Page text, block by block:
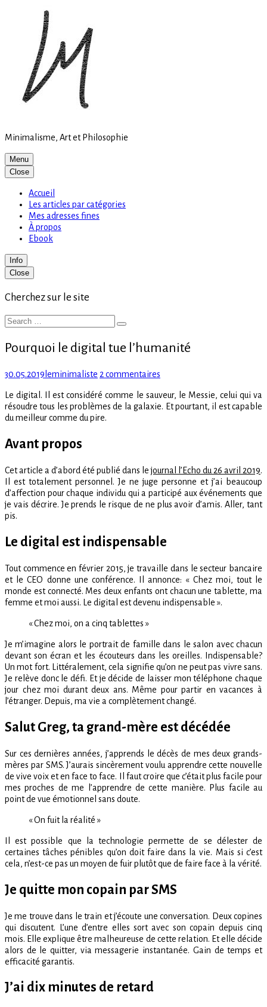
Minimalisme, Art et Philosophie
Menu
Close
Accueil
Les articles par catégories
Mes adresses fines
À propos
Ebook
Info
Primary
Sidebar
Close
Cherchez sur le site
Search
Search
Pourquoi le digital tue l’humanité
Posted
30.05.2019 Author
leminimaliste 2 commentaires
le
digital
Le digital. Il est considéré comme le sauveur, le Messie, celui qui va
résoudre tous les problèmes de la galaxie. Et pourtant, il est capable
du meilleur comme du pire.
Avant propos
Cet article a d’abord été publié dans lejournal l’Echo du 26 avril 2019.
Il est totalement personnel. Je ne juge personne et j’ai beaucoup
d’affection pour chaque individu qui a participé aux événements que
je vais décrire. Je prends le risque de ne plus avoir d’amis. Aller, tant
pis.
Le digital est indispensable
Tout commence en février 2015, je travaille dans le secteur bancaire
et le CEO donne une conférence. Il annonce: « Chez moi, tout le
monde est connecté. Mes deux enfants ont chacun une tablette, ma
femme et moi aussi. Le digital est devenu indispensable ».
« Chez moi, on a cinq tablettes »
Je m’imagine alors le portrait de famille dans le salon avec chacun
devant son écran et les écouteurs dans les oreilles. Indispensable?
Un mot fort. Littéralement, cela signifie qu’on ne peut pas vivre sans.
Je relève donc le défi. Et je décide de laisser mon téléphone chaque
jour chez moi durant deux ans. Même pour partir en vacances à
l’étranger. Depuis, ma vie a complètement changé.
Salut Greg, ta grand-mère est décédée
Sur ces dernières années, j’apprends le décès de mes deux grands-
mères par SMS. J’aurais sincèrement voulu apprendre cette nouvelle
de vive voix et en face to face. Il faut croire que c’était plus facile pour
mes proches de me l’apprendre de cette manière. Plus facile au
point de vue émotionnel sans doute.
« On fuit la réalité »
Il est possible que la technologie permette de se délester de
certaines tâches pénibles qu’on doit faire dans la vie. Mais si c’est
cela, n’est-ce pas un moyen de fuir plutôt que de faire face à la vérité.
Je quitte mon copain par SMS
Je me trouve dans le train et j’écoute une conversation. Deux copines
qui discutent. L’une d’entre elles sort avec son copain depuis cinq
mois. Elle explique être malheureuse de cette relation. Et elle décide
alors de le quitter, via messagerie instantanée. Gain de temps et
efficacité garantis.
J’ai dix minutes de retard